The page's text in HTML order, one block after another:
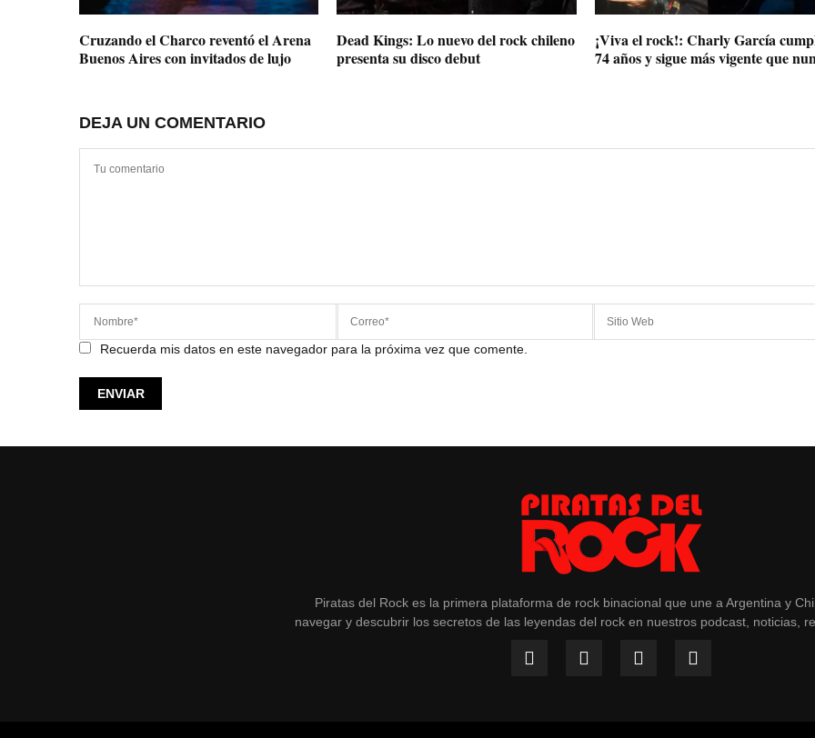
Cruzando el Charco reventó el Arena
Buenos Aires con invitados de lujo
Dead Kings: Lo nuevo del rock chileno
presenta su disco debut
¡Viva el rock!: Charly García
74 años y sigue más vigente que
DEJA UN COMENTARIO
Recuerda mis datos en este navegador para la próxima vez que comente.
Piratas del Rock es la primera plataforma de rock binacional que une a Argentina y
navegar y descubrir los secretos de las leyendas del rock en nuestros podcast, noticias,